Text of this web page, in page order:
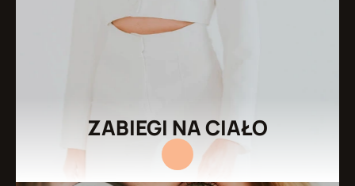
ZABIEGI NA CIAŁO